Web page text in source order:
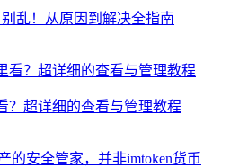
乱！从原因到解决全指南
？超详细的查看与管理教程